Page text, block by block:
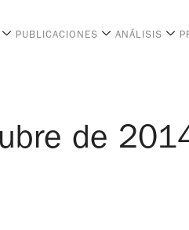
PUBLICACIONES ANÁLISIS
de